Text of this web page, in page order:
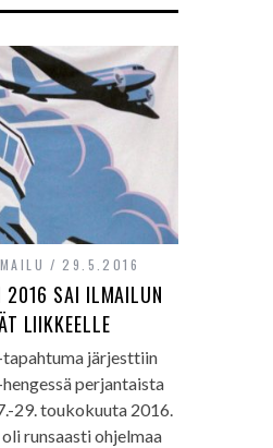
29.5.2016
2016 SAI ILMAILUN
LIIKKEELLE
järjesttiin
perjantaista
29. toukokuuta 2016.
runsaasti ohjelmaa